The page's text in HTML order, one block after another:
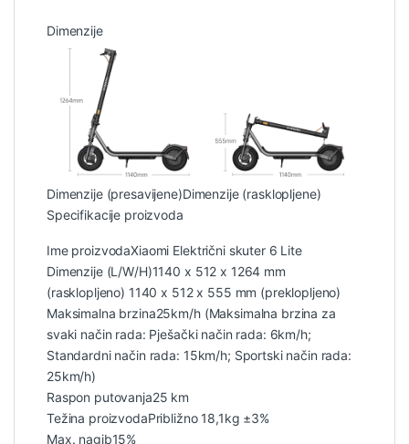
Dimenzije
Dimenzije (presavijene)Dimenzije (rasklopljene)
Specifikacije proizvoda
Ime proizvodaXiaomi Električni skuter 6 Lite
Dimenzije (L/W/H)1140 x 512 x 1264 mm
(rasklopljeno) 1140 x 512 x 555 mm (preklopljeno)
Maksimalna brzina25km/h (Maksimalna brzina za
svaki način rada: Pješački način rada: 6km/h;
Standardni način rada: 15km/h; Sportski način rada:
25km/h)
Raspon putovanja25 km
Težina proizvodaPribližno 18,1kg ±3%
Max. nagib15%